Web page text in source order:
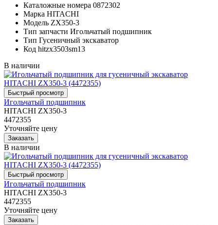
Каталожные номера 0872302
Марка HITACHI
Модель ZX350-3
Тип запчасти Игольчатый подшипник
Тип Гусеничный экскаватор
Код hitzx3503sm13
В наличии
Игольчатый подшипник
HITACHI ZX350-3
4472355
Уточняйте цену
В наличии
Игольчатый подшипник
HITACHI ZX350-3
4472355
Уточняйте цену